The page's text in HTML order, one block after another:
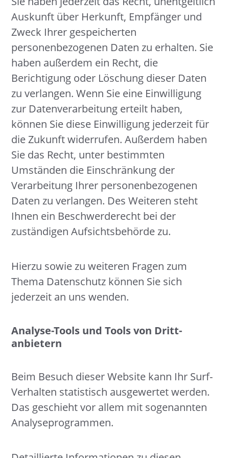
Auskunft über Herkunft, Empfänger und
Zweck Ihrer gespeicherten
personenbezogenen Daten zu erhalten. Sie
haben außerdem ein Recht, die
Berichtigung oder Löschung dieser Daten
zu verlangen. Wenn Sie eine Einwilligung
zur Datenverarbeitung erteilt haben,
können Sie diese Einwilligung jederzeit für
die Zukunft widerrufen. Außerdem haben
Sie das Recht, unter bestimmten
Umständen die Einschränkung der
Verarbeitung Ihrer personenbezogenen
Daten zu verlangen. Des Weiteren steht
Ihnen ein Beschwerderecht bei der
zuständigen Aufsichtsbehörde zu.
Hierzu sowie zu weiteren Fragen zum
Thema Datenschutz können Sie sich
jederzeit an uns wenden.
Analyse-Tools und Tools von Dritt­
anbietern
Beim Besuch dieser Website kann Ihr Surf-
Verhalten statistisch ausgewertet werden.
Das geschieht vor allem mit sogenannten
Analyseprogrammen.